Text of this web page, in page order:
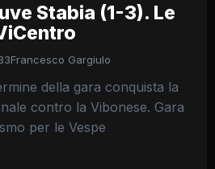
Stabia (1-3). Le
Francesco Gargiulo
della gara conquista la
contro la Vibonese. Gara
per le Vespe